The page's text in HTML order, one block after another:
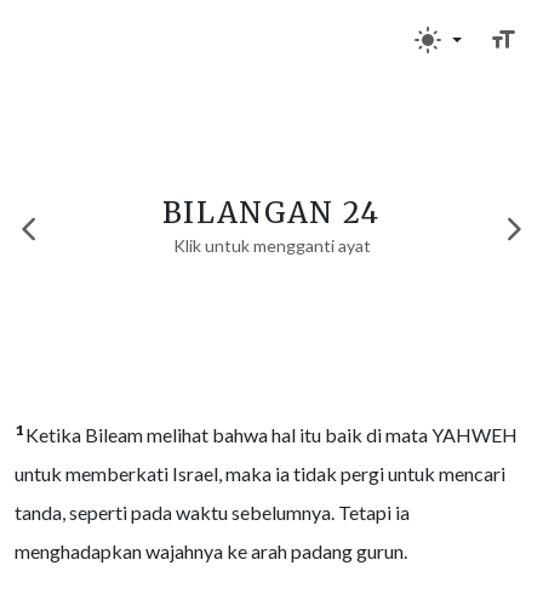
BILANGAN 24
Klik untuk mengganti ayat
1 Ketika Bileam melihat bahwa hal itu baik di mata YAHWEH
untuk memberkati Israel, maka ia tidak pergi untuk mencari
tanda, seperti pada waktu sebelumnya. Tetapi ia
menghadapkan wajahnya ke arah padang gurun.